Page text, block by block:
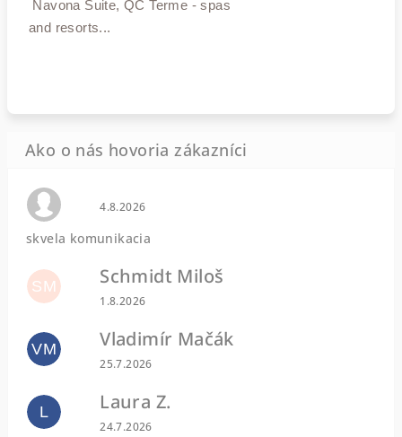
Navona Suite, QC Terme - spas
and resorts...
Hodnotenie obchodu je 0 z 5 hviezdičiek.
4.8.2026
skvela komunikacia
SM Schmidt Miloš
Hodnotenie obchodu je 5 z 5 hviezdičiek.
1.8.2026
VM Vladimír Mačák
Hodnotenie obchodu je 5 z 5 hviezdičiek.
25.7.2026
L Laura Z.
Hodnotenie obchodu je 5 z 5 hviezdičiek.
24.7.2026